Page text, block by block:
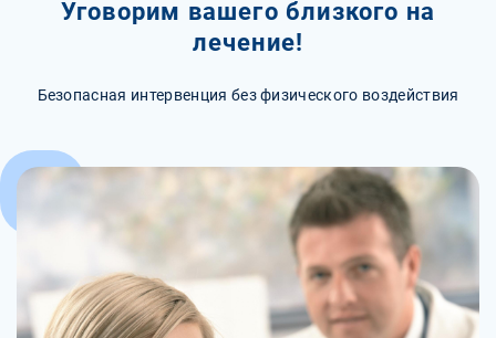
Уговорим вашего близкого на
лечение!
Безопасная интервенция без физического воздействия